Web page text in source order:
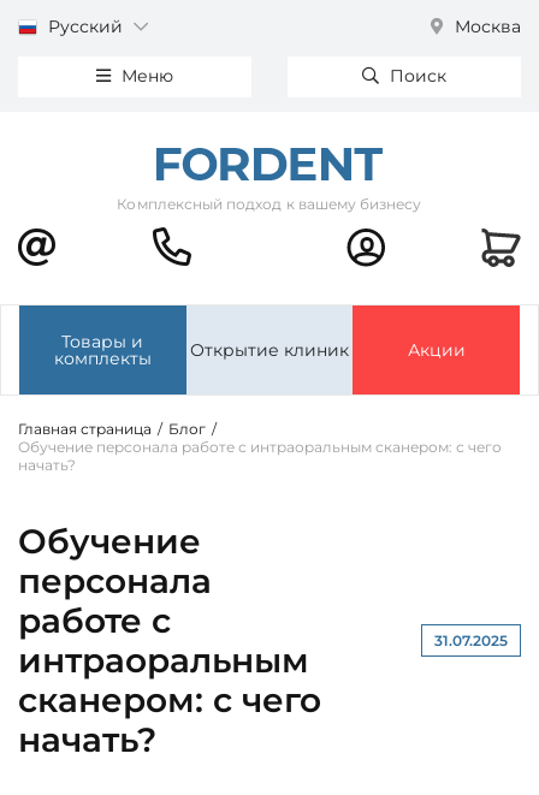
Русский Москва
Меню Поиск
Комплексный подход к вашему бизнесу
Товары и
комплекты Открытие клиник Акции
Главная страница / Блог /
Обучение персонала работе с интраоральным сканером: с чего
начать?
Обучение
персонала
работе с
интраоральным
сканером: с чего
начать?
31.07.2025